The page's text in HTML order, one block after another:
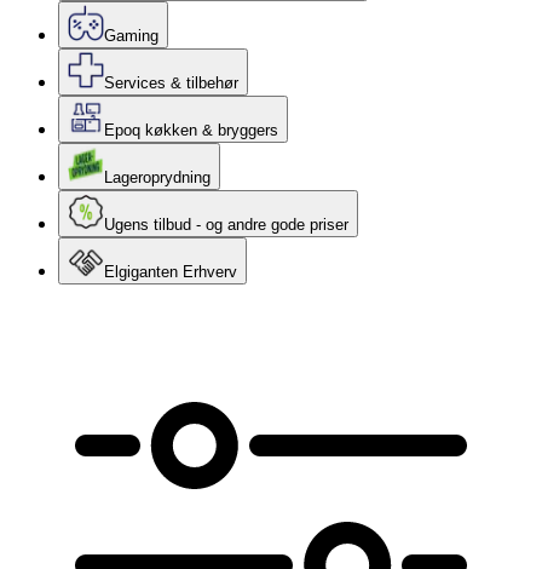
Gaming
Services & tilbehør
Epoq køkken & bryggers
Lageroprydning
Ugens tilbud - og andre gode priser
Elgiganten Erhverv